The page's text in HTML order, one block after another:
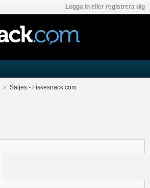
Logga in eller registrera dig
Säljes - Fiskesnack.com